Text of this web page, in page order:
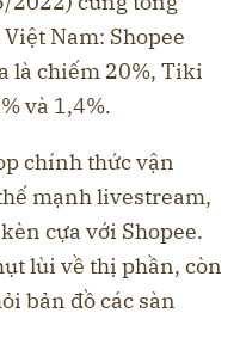
Nam: Shopee
là chiếm 20%, Tiki
và 1,4%.
chính thức vận
mạnh livestream,
cựa với Shopee.
lùi về thị phần, còn
bản đồ các sàn